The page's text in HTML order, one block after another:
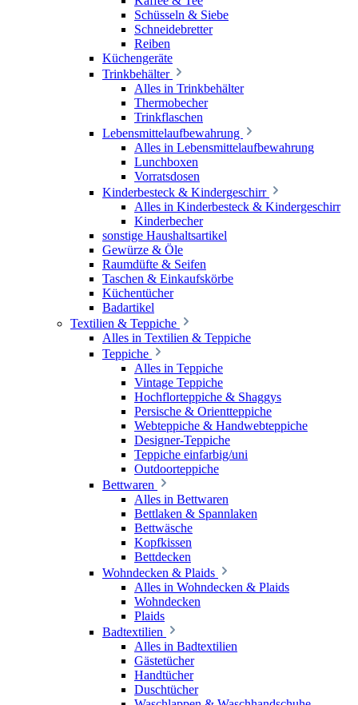
Schüsseln & Siebe
Schneidebretter
Reiben
Küchengeräte
Trinkbehälter
Alles in Trinkbehälter
Thermobecher
Trinkflaschen
Lebensmittelaufbewahrung
Alles in Lebensmittelaufbewahrung
Lunchboxen
Vorratsdosen
Kinderbesteck & Kindergeschirr
Alles in Kinderbesteck & Kindergeschirr
Kinderbecher
sonstige Haushaltsartikel
Gewürze & Öle
Raumdüfte & Seifen
Taschen & Einkaufskörbe
Küchentücher
Badartikel
Textilien & Teppiche
Alles in Textilien & Teppiche
Teppiche
Alles in Teppiche
Vintage Teppiche
Hochflorteppiche & Shaggys
Persische & Orientteppiche
Webteppiche & Handwebteppiche
Designer-Teppiche
Teppiche einfarbig/uni
Outdoorteppiche
Bettwaren
Alles in Bettwaren
Bettlaken & Spannlaken
Bettwäsche
Kopfkissen
Bettdecken
Wohndecken & Plaids
Alles in Wohndecken & Plaids
Wohndecken
Plaids
Badtextilien
Alles in Badtextilien
Gästetücher
Handtücher
Duschtücher